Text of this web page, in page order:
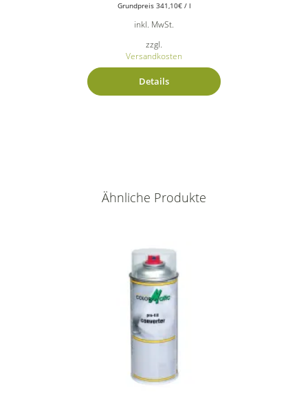
Grundpreis 341,10€/ l
inkl. MwSt.
zzgl.
Versandkosten
Details
Ähnliche Produkte